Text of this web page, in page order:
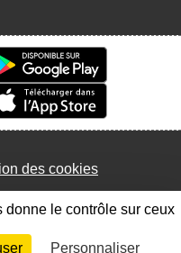
des cookies
Connexion
le contrôle sur ceux
Personnaliser